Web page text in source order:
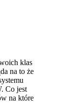
klas
na to że
Co jest
na które